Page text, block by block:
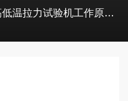
试验机工作原理与技术应用全解析